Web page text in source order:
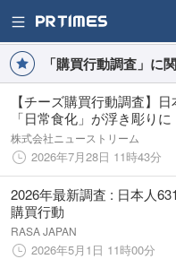
「購買行動調査」に
【チーズ購買行動調査】日
「日常食化」が浮き彫りに
株式会社ニューストリーム
2026年7月28日 11時43分
2026年最新調査 : 日本人
購買行動
RASA JAPAN
2026年5月1日 11時00分